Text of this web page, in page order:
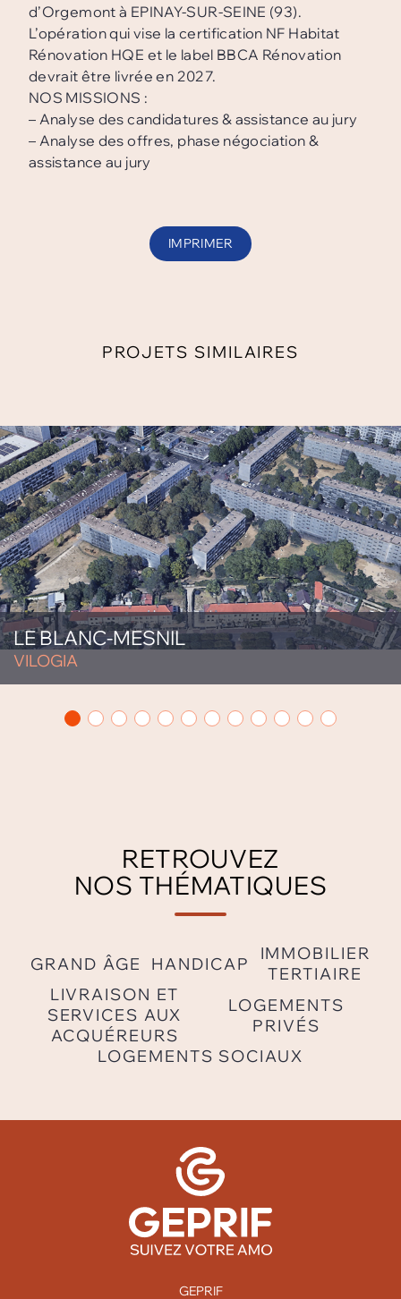
d’Orgemont à EPINAY-SUR-SEINE (93).
L’opération qui vise la certification NF Habitat
Rénovation HQE et le label BBCA Rénovation
devrait être livrée en 2027.
NOS MISSIONS :
– Analyse des candidatures & assistance au jury
– Analyse des offres, phase négociation &
assistance au jury
IMPRIMER
PROJETS SIMILAIRES
LE BLANC-MESNIL
VILOGIA
RETROUVEZ
NOS THÉMATIQUES
GRAND ÂGE HANDICAP
IMMOBILIER
TERTIAIRE
LIVRAISON ET
SERVICES AUX
ACQUÉREURS
LOGEMENTS
PRIVÉS
LOGEMENTS SOCIAUX
GEPRIF